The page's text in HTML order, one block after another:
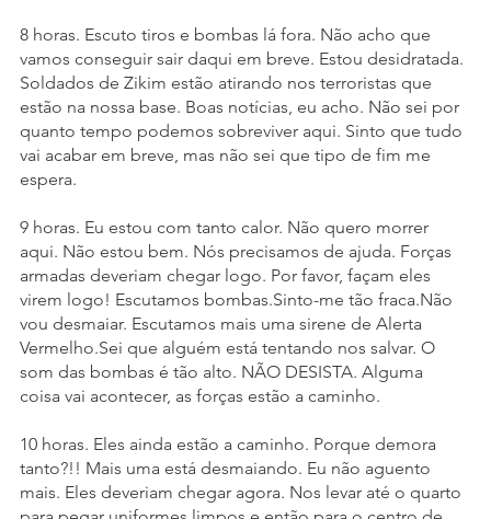
8 horas. Escuto tiros e bombas lá fora. Não acho que
vamos conseguir sair daqui em breve. Estou desidratada.
Soldados de Zikim estão atirando nos terroristas que
estão na nossa base. Boas notícias, eu acho. Não sei por
quanto tempo podemos sobreviver aqui. Sinto que tudo
vai acabar em breve, mas não sei que tipo de fim me
espera.
9 horas. Eu estou com tanto calor. Não quero morrer
aqui. Não estou bem. Nós precisamos de ajuda. Forças
armadas deveriam chegar logo. Por favor, façam eles
virem logo! Escutamos bombas.Sinto-me tão fraca.Não
vou desmaiar. Escutamos mais uma sirene de Alerta
Vermelho.Sei que alguém está tentando nos salvar. O
som das bombas é tão alto. NÃO DESISTA. Alguma
coisa vai acontecer, as forças estão a caminho.
10 horas. Eles ainda estão a caminho. Porque demora
tanto?!! Mais uma está desmaiando. Eu não aguento
mais. Eles deveriam chegar agora. Nos levar até o quarto